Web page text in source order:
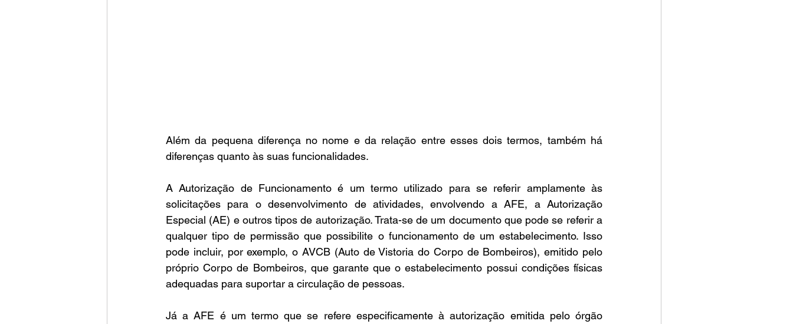
Além da pequena diferença no nome e da relação entre esses dois termos, também há
diferenças quanto às suas funcionalidades.
A Autorização de Funcionamento é um termo utilizado para se referir amplamente às
solicitações para o desenvolvimento de atividades, envolvendo a AFE, a Autorização
Especial (AE) e outros tipos de autorização. Trata-se de um documento que pode se referir a
qualquer tipo de permissão que possibilite o funcionamento de um estabelecimento. Isso
pode incluir, por exemplo, o AVCB (Auto de Vistoria do Corpo de Bombeiros), emitido pelo
próprio Corpo de Bombeiros, que garante que o estabelecimento possui condições físicas
adequadas para suportar a circulação de pessoas.
Já a AFE é um termo que se refere especificamente à autorização emitida pelo órgão